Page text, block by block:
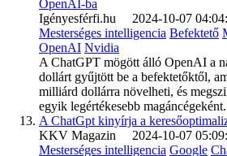
OpenAI-ba
Igényesférfi.hu 2024-10-07
Mesterséges intelligencia Befektető
OpenAI Nvidia
A ChatGPT mögött álló OpenAI a
dollárt gyűjtött be a befektetőktől,
milliárd dollárra növelheti, és
egyik legértékesebb magáncégeként.
A ChatGpt kinyírja a
KKV Magazin 2024-10-07
Mesterséges intelligencia Google